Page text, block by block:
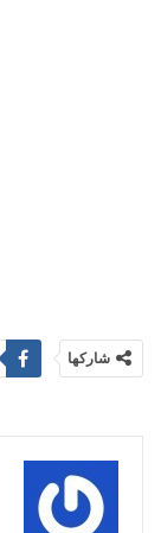
شاركها